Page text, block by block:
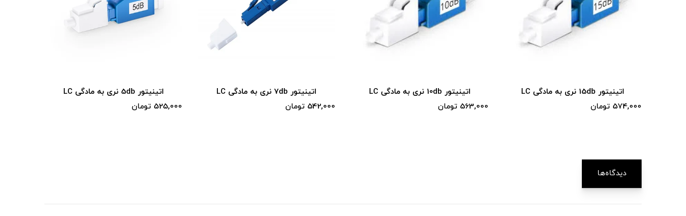
اتینیتور 15db نری به مادگی LC
574,000 تومان
اتینیتور 10db نری به مادگی LC
563,000 تومان
اتینیتور 7db نری به مادگی LC
542,000 تومان
اتینیتور 5db نری به مادگی LC
525,000 تومان
دیدگاه‌ها